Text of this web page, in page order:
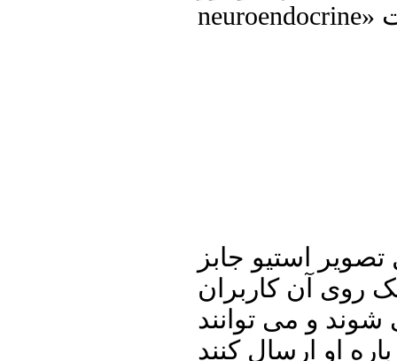
استیو جابز
که با کلیک روی آن کاربران
و می توانند